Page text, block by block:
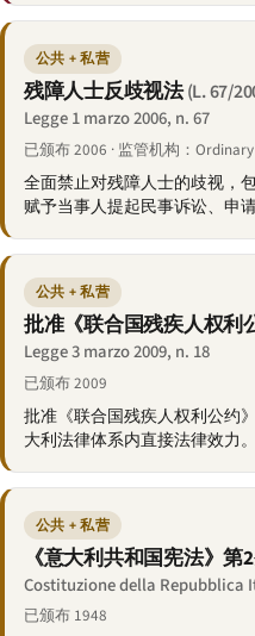
公共 + 私营
残障人士反歧视法(L. 67/
Legge 1 marzo 2006, n. 67
已颁布 2006 · 监管机构：
全面禁止对残障人士的歧视，
赋予当事人提起民事诉讼、申
公共 + 私营
批准《联合国残疾人权利
Legge 3 marzo 2009, n. 18
已颁布 2009
批准《联合国残疾人权利公约
大利法律体系内直接法律效力。
公共 + 私营
《意大利共和国宪法》第
Costituzione della Repubblica
已颁布 1948